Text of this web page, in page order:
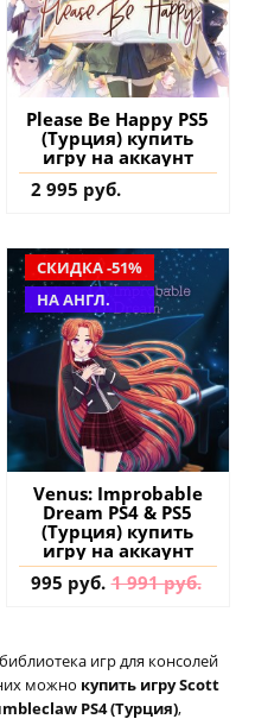
Please Be Happy PS5
(Турция) купить
игру на аккаунт
2 995 руб.
СКИДКА -51%
НА АНГЛ.
Venus: Improbable
Dream PS4 & PS5
(Турция) купить
игру на аккаунт
995 руб. 1 991 руб.
игр для консолей
можно купить игру Scott
PS4 (Турция),